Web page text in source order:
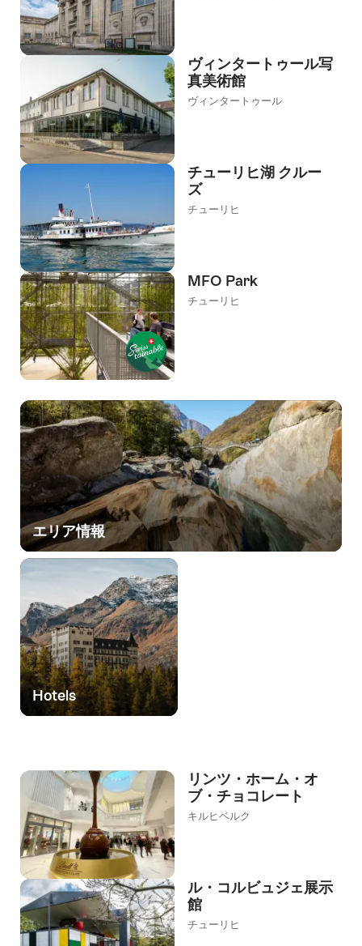
ヴィンタートゥール写
真美術館
ヴィンタートゥール
チューリヒ湖 クルー
ズ
チューリヒ
MFO Park
チューリヒ
エリア情報
Hotels
リンツ・ホーム・オ
ブ・チョコレート
キルヒベルク
ル・コルビュジェ展示
館
チューリヒ